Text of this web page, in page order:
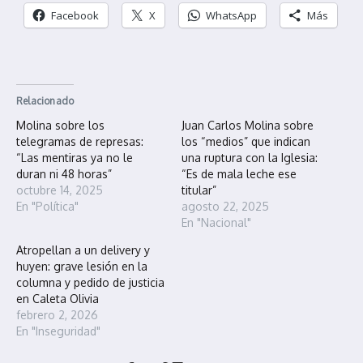
Facebook X WhatsApp Más
Relacionado
Molina sobre los
telegramas de represas:
“Las mentiras ya no le
duran ni 48 horas”
octubre 14, 2025
En "Política"
Juan Carlos Molina sobre
los “medios” que indican
una ruptura con la Iglesia:
“Es de mala leche ese
titular”
agosto 22, 2025
En "Nacional"
Atropellan a un delivery y
huyen: grave lesión en la
columna y pedido de justicia
en Caleta Olivia
febrero 2, 2026
En "Inseguridad"